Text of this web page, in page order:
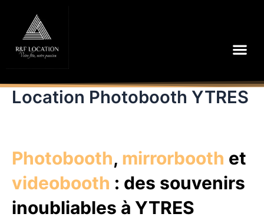
contenu
Location Photobooth YTRES
Photobooth, mirrorbooth et
videobooth : des souvenirs
inoubliables à YTRES